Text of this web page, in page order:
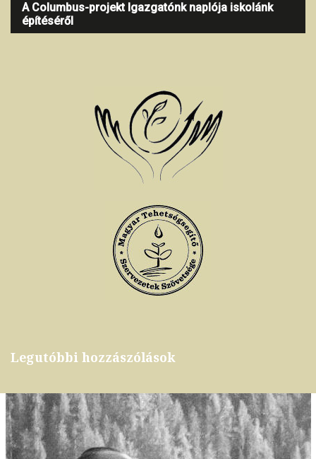
A Columbus-projekt Igazgatónk naplója iskolánk
építéséről
Legutóbbi hozzászólások